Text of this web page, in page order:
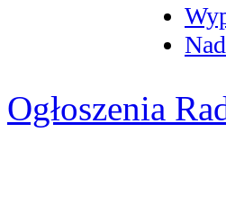
Ogłoszenia